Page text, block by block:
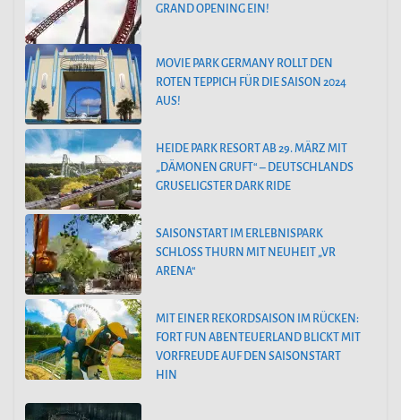
GRAND OPENING EIN!
MOVIE PARK GERMANY ROLLT DEN
ROTEN TEPPICH FÜR DIE SAISON 2024
AUS!
HEIDE PARK RESORT AB 29. MÄRZ MIT
„DÄMONEN GRUFT“ – DEUTSCHLANDS
GRUSELIGSTER DARK RIDE
SAISONSTART IM ERLEBNISPARK
SCHLOSS THURN MIT NEUHEIT „VR
ARENA“
MIT EINER REKORDSAISON IM RÜCKEN:
FORT FUN ABENTEUERLAND BLICKT MIT
VORFREUDE AUF DEN SAISONSTART
HIN